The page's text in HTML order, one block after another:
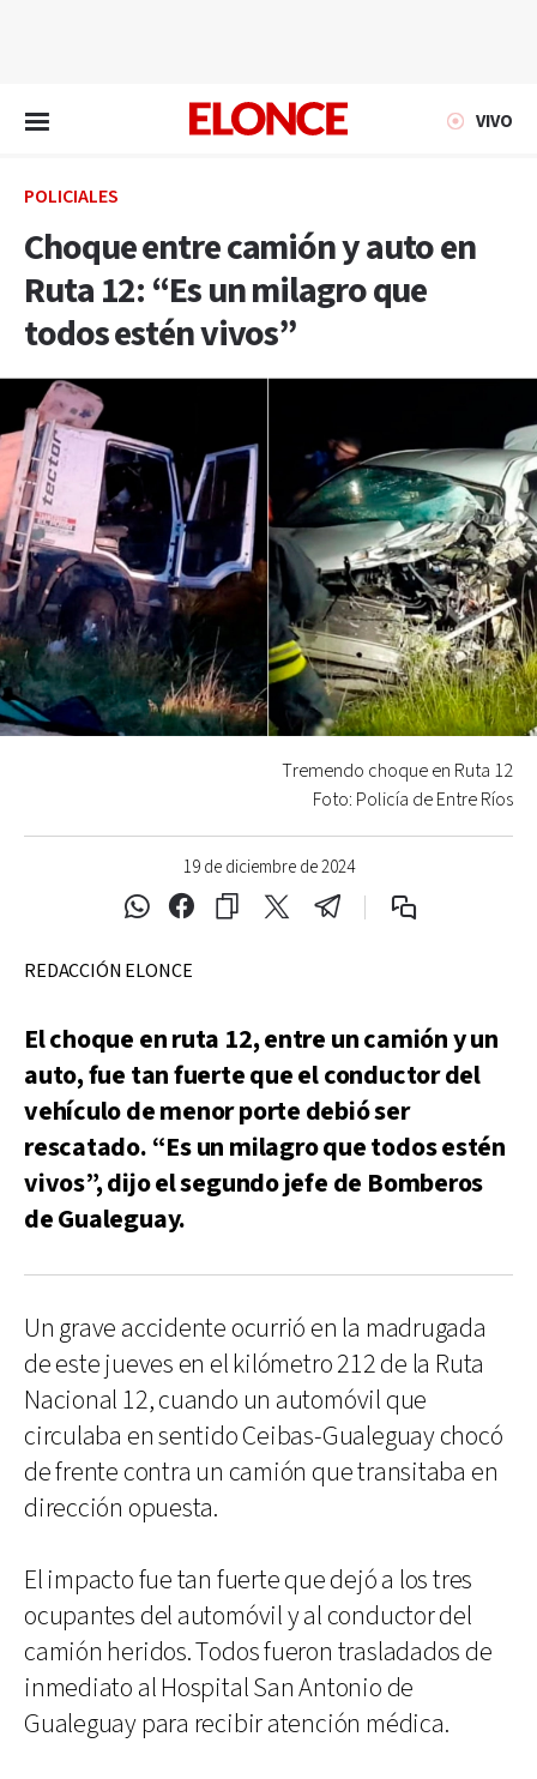
VIVO
POLICIALES
Choque entre camión y auto en
Ruta 12: “Es un milagro que
todos estén vivos”
19 de diciembre de 2024
Tremendo choque en Ruta 12
Foto: Policía de Entre Ríos
REDACCIÓN ELONCE
El choque en ruta 12, entre un camión y un
auto, fue tan fuerte que el conductor del
vehículo de menor porte debió ser
rescatado. “Es un milagro que todos estén
vivos”, dijo el segundo jefe de Bomberos
de Gualeguay.
Un grave accidente ocurrió en la madrugada
de este jueves en el kilómetro 212 de la Ruta
Nacional 12, cuando un automóvil que
circulaba en sentido Ceibas-Gualeguay chocó
de frente contra un camión que transitaba en
dirección opuesta.
El impacto fue tan fuerte que dejó a los tres
ocupantes del automóvil y al conductor del
camión heridos. Todos fueron trasladados de
inmediato al Hospital San Antonio de
Gualeguay para recibir atención médica.